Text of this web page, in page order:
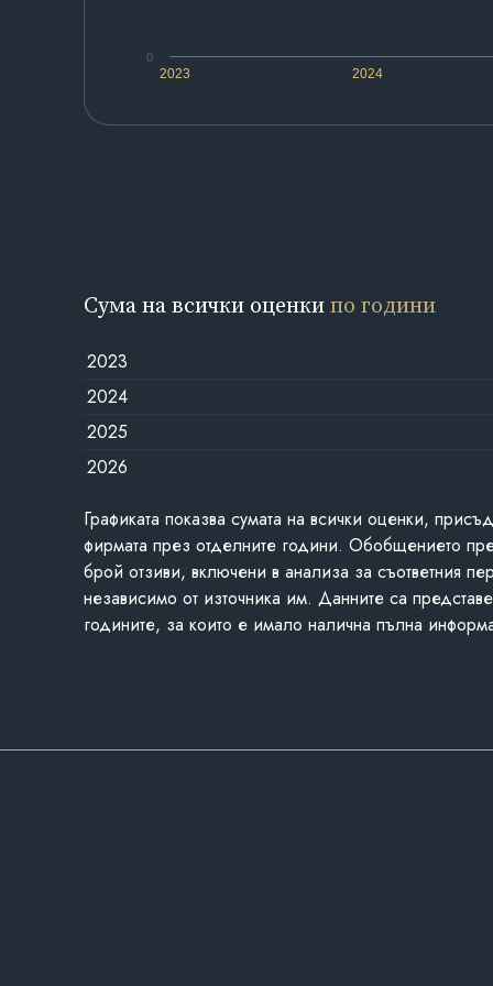
2023 2024
0
Сума на всички оценкипо години
2023
2024
2025
2026
Графиката показва сумата на всички оценки,
фирмата през отделните години. Обобщението
брой отзиви, включени в анализа за съответния
независимо от източника им. Данните са
годините, за които е имало налична пълна